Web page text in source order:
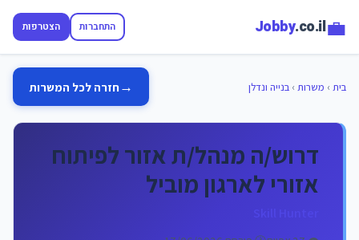
💼
Jobby.co.il התחברות הצטרפות
בית › משרות › בנייה ונדלן →חזרה לכל המשרות
דרוש/ה מנהל/ת אזור לפיתוח
אזורי לארגון מוביל
Skill Hunter